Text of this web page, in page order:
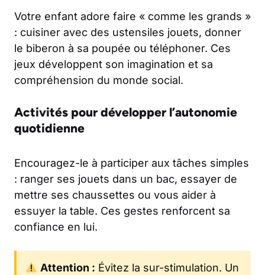
Votre enfant adore faire « comme les grands »
: cuisiner avec des ustensiles jouets, donner
le biberon à sa poupée ou téléphoner. Ces
jeux développent son imagination et sa
compréhension du monde social.
Activités pour développer l’autonomie
quotidienne
Encouragez-le à participer aux tâches simples
: ranger ses jouets dans un bac, essayer de
mettre ses chaussettes ou vous aider à
essuyer la table. Ces gestes renforcent sa
confiance en lui.
Attention : Évitez la sur-stimulation. Un